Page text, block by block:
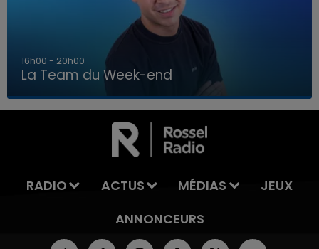
LA TEAM DU WEEK-END
7h00 - 12h00
La Team du Week-end
RADIO ACTUS MÉDIAS
JEUX
ANNONCEURS